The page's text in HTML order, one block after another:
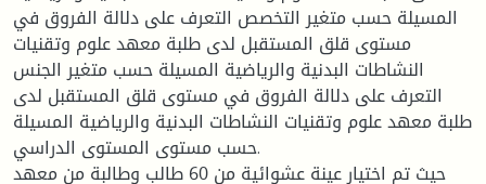
المسيلة حسب متغير التخصص التعرف على دلالة الفروق في
مستوى قلق المستقبل لدى طلبة معهد علوم وتقنيات
النشاطات البدنية والرياضية المسيلة حسب متغير الجنس
التعرف على دلالة الفروق في مستوى قلق المستقبل لدى
طلبة معهد علوم وتقنيات النشاطات البدنية والرياضية المسيلة
حسب مستوى المستوى الدراسي.
حيث تم اختيار عينة عشوائية من 60 طالب وطالبة من معهد